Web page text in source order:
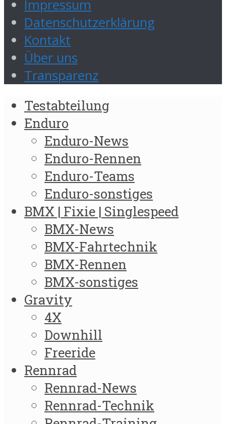
Impressum
Datenschutzerklärung
Kontakt
Über uns
Transparenz
Testabteilung
Enduro
Enduro-News
Enduro-Rennen
Enduro-Teams
Enduro-sonstiges
BMX | Fixie | Singlespeed
BMX-News
BMX-Fahrtechnik
BMX-Rennen
BMX-sonstiges
Gravity
4X
Downhill
Freeride
Rennrad
Rennrad-News
Rennrad-Technik